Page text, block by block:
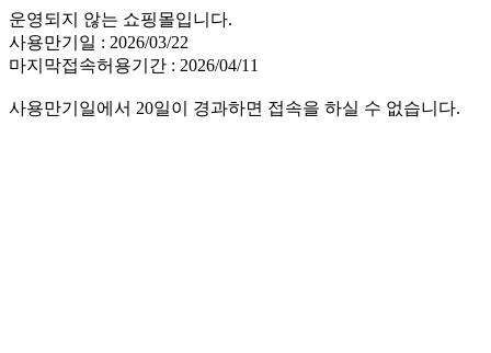
운영되지 않는 쇼핑몰입니다.
사용만기일 : 2026/03/22
마지막접속허용기간 : 2026/04/11
사용만기일에서 20일이 경과하면 접속을 하실 수 없습니다.